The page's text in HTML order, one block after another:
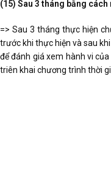
(15) Sau 3 tháng bằng
=> Sau 3 tháng thực hiện
trước khi thực hiện và sau
để đánh giá xem hành vi
triên khai chương trình thời